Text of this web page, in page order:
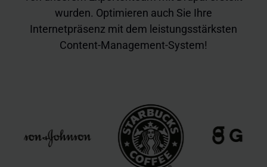
wurden. Optimieren auch Sie Ihre
Internetpräsenz mit dem leistungsstärksten
Content-Management-System!